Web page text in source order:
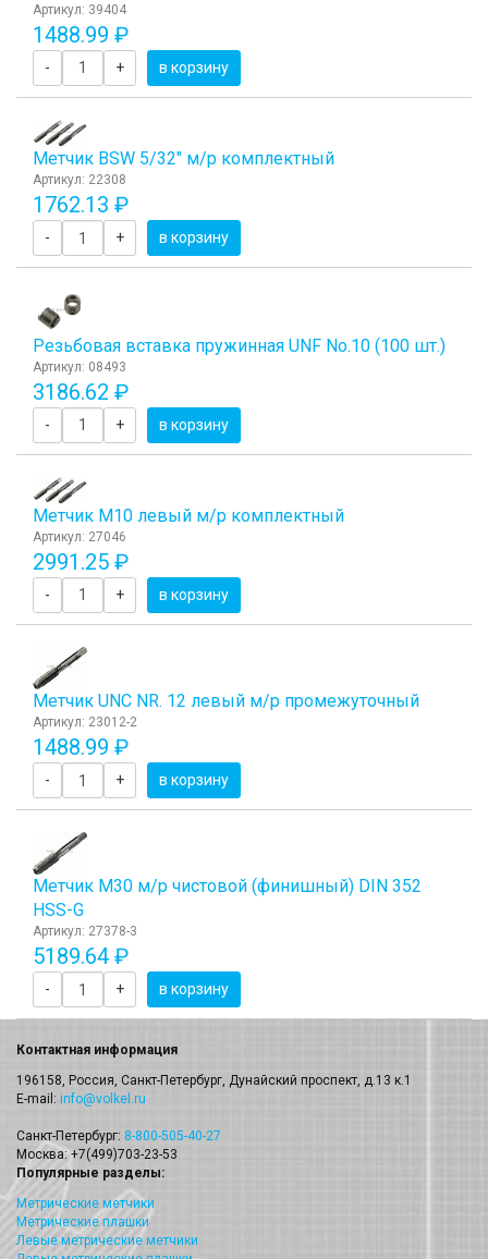
Артикул: 39404
1488.99 ₽
- + в корзину
Метчик BSW 5/32" м/р комплектный
Артикул: 22308
1762.13 ₽
- + в корзину
Резьбовая вставка пружинная UNF No.10 (100 шт.)
Артикул: 08493
3186.62 ₽
- + в корзину
Метчик М10 левый м/р комплектный
Артикул: 27046
2991.25 ₽
- + в корзину
Метчик UNC NR. 12 левый м/р промежуточный
Артикул: 23012-2
1488.99 ₽
- + в корзину
Метчик М30 м/р чистовой (финишный) DIN 352
HSS-G
Артикул: 27378-3
5189.64 ₽
- + в корзину
Контактная информация
196158, Россия, Санкт-Петербург, Дунайский проспект, д.13 к.1
E-mail: info@volkel.ru
Санкт-Петербург: 8-800-505-40-27
Москва: +7(499)703-23-53
Популярные разделы:
Метрические метчики
Метрические плашки
Левые метрические метчики